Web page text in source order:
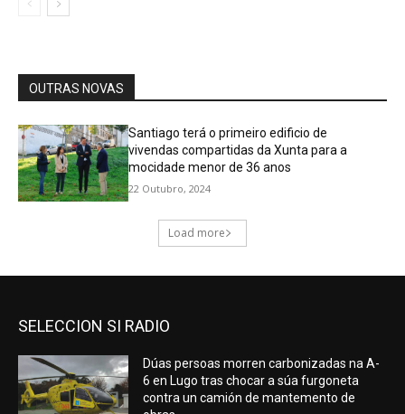
SELECCION SI RADIO
Dúas persoas morren carbonizadas na A-
6 en Lugo tras chocar a súa furgoneta
contra un camión de mantemento de